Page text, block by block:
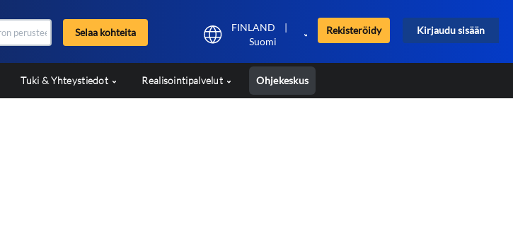
Selaa kohteita FINLAND
|
Suomi
Rekisteröidy Kirjaudu sisään
Tuki & Yhteystiedot Realisointipalvelut Ohjekeskus